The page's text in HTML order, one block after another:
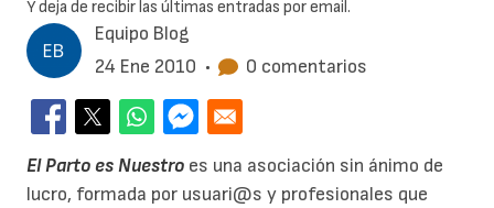
Equipo Blog
24 Ene 2010 • 0 comentarios
El Parto es Nuestro es una asociación sin ánimo de
lucro, formada por usuari@s y profesionales que
Y deja de recibir las últimas entradas por email.